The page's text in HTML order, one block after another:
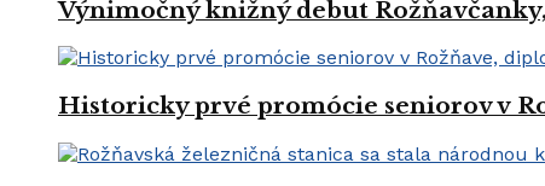
Výnimočný knižný debut
Historicky prvé promócie seniorov v